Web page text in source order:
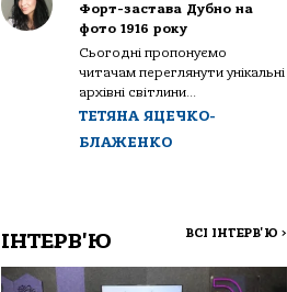
Форт-застава Дубно на
фото 1916 року
Сьогодні пропонуємо
читачам переглянути унікальні
архівні світлини...
ТЕТЯНА ЯЦЕЧКО-
БЛАЖЕНКО
ІНТЕРВ'Ю ВСІ ІНТЕРВ'Ю >